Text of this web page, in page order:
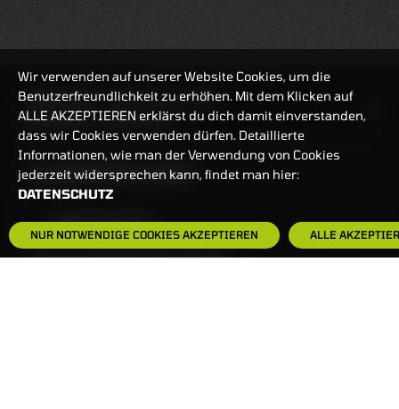
BANKEINSTELLUNGEN
HÄUFIG GESUCHT:
HANDELSZEIT
MO-FR: 7:30-23 UHR
ZERTIFIKATE
8:00-22 UHR
Wir verwenden auf unserer Website Cookies, um die
Benutzerfreundlichkeit zu erhöhen. Mit dem Klicken auf
ALLE AKZEPTIEREN erklärst du dich damit einverstanden,
dass wir Cookies verwenden dürfen. Detaillierte
Informationen, wie man der Verwendung von Cookies
jederzeit widersprechen kann, findet man hier:
DATENSCHUTZ
NUR NOTWENDIGE COOKIES AKZEPTIEREN ALLE